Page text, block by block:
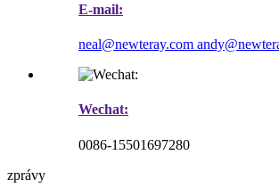
E-mail:
neal@newteray.com
Wechat:
0086-15501697280
zprávy